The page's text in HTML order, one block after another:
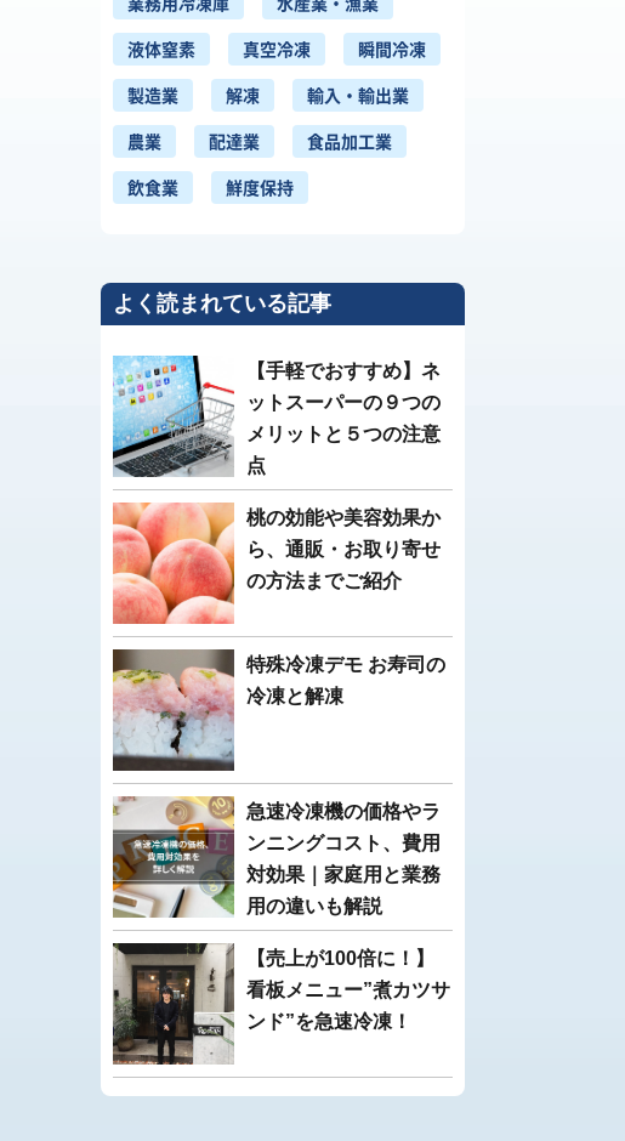
液体窒素
真空冷凍
瞬間冷凍
製造業
解凍
輸入・輸出業
農業
配達業
食品加工業
飲食業
鮮度保持
よく読まれている記事
【手軽でおすすめ】ネ
ットスーパーの９つの
メリットと５つの注意
点
桃の効能や美容効果か
ら、通販・お取り寄せ
の方法までご紹介
特殊冷凍デモ お寿司の
冷凍と解凍
急速冷凍機の価格やラ
ンニングコスト、費用
対効果｜家庭用と業務
用の違いも解説
【売上が100倍に！】
看板メニュー”煮カツサ
ンド”を急速冷凍！